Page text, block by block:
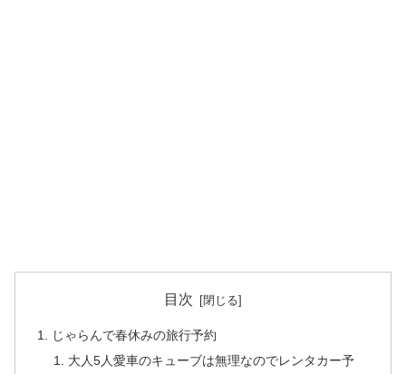
目次
じゃらんで春休みの旅行予約
大人5人愛車のキューブは無理なのでレンタカー予